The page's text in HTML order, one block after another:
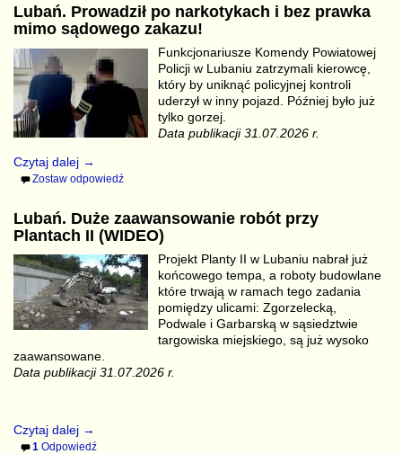
Lubań. Prowadził po narkotykach i bez prawka
mimo sądowego zakazu!
Funkcjonariusze Komendy Powiatowej
Policji w Lubaniu zatrzymali kierowcę,
który by uniknąć policyjnej kontroli
uderzył w inny pojazd. Później było już
tylko gorzej.
Data publikacji 31.07.2026 r.
Czytaj dalej →
Zostaw odpowiedź
Lubań. Duże zaawansowanie robót przy
Plantach II (WIDEO)
Projekt Planty II w Lubaniu nabrał już
końcowego tempa, a roboty budowlane
które trwają w ramach tego zadania
pomiędzy ulicami: Zgorzelecką,
Podwale i Garbarską w sąsiedztwie
targowiska miejskiego, są już wysoko
zaawansowane.
Data publikacji 31.07.2026 r.
Czytaj dalej →
1Odpowiedź